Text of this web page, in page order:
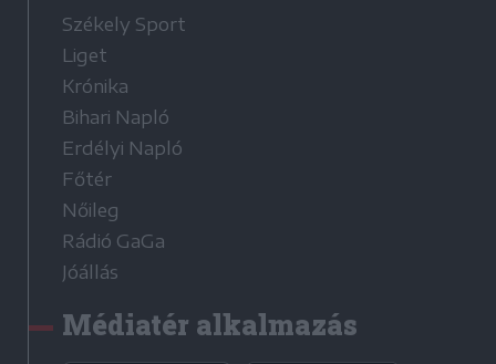
Székely Sport
Liget
Krónika
Bihari Napló
Erdélyi Napló
Főtér
Nőileg
Rádió GaGa
Jóállás
Médiatér alkalmazás